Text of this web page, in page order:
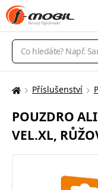
Vyhledávání
Zde
nacházíte:
Příslušenství
POUZDRO
VEL.XL,